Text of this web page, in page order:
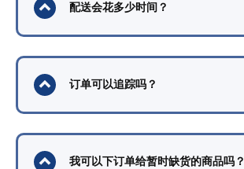
配送会花多少时间？
订单可以追踪吗？
我可以下订单给暂时缺货的商品吗？